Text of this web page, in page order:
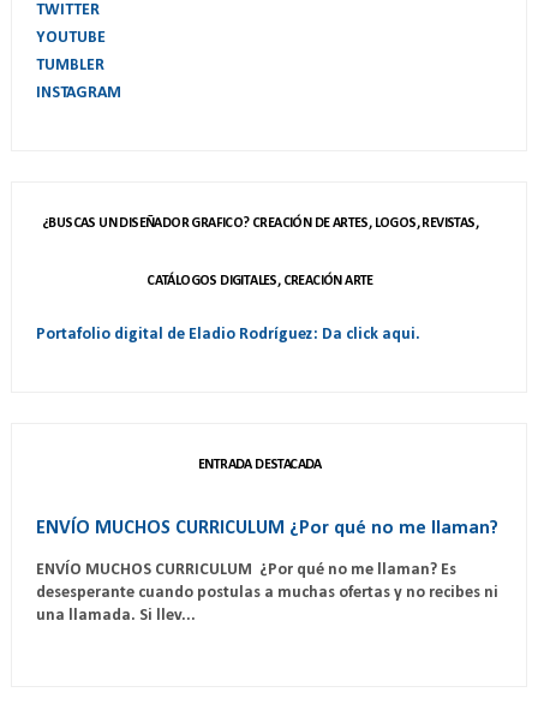
TWITTER
YOUTUBE
TUMBLER
INSTAGRAM
¿BUSCAS UN DISEÑADOR GRAFICO? CREACIÓN DE ARTES, LOGOS, REVISTAS,
CATÁLOGOS DIGITALES, CREACIÓN ARTE
Portafolio digital de Eladio Rodríguez: Da click aqui.
ENTRADA DESTACADA
ENVÍO MUCHOS CURRICULUM ¿Por qué no me llaman?
ENVÍO MUCHOS CURRICULUM ¿Por qué no me llaman? Es
desesperante cuando postulas a muchas ofertas y no recibes ni
una llamada. Si llev...